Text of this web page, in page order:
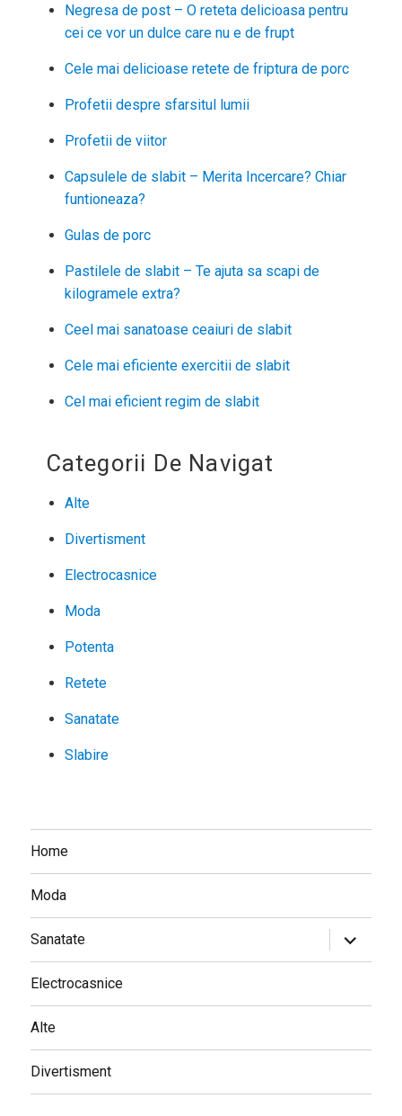
Negresa de post – O reteta delicioasa pentru
cei ce vor un dulce care nu e de frupt
Cele mai delicioase retete de friptura de porc
Profetii despre sfarsitul lumii
Profetii de viitor
Capsulele de slabit – Merita Incercare? Chiar
funtioneaza?
Gulas de porc
Pastilele de slabit – Te ajuta sa scapi de
kilogramele extra?
Ceel mai sanatoase ceaiuri de slabit
Cele mai eficiente exercitii de slabit
Cel mai eficient regim de slabit
Categorii De Navigat
Alte
Divertisment
Electrocasnice
Moda
Potenta
Retete
Sanatate
Slabire
Home
Moda
Sanatate
expand
child
menu
Electrocasnice
Alte
Divertisment